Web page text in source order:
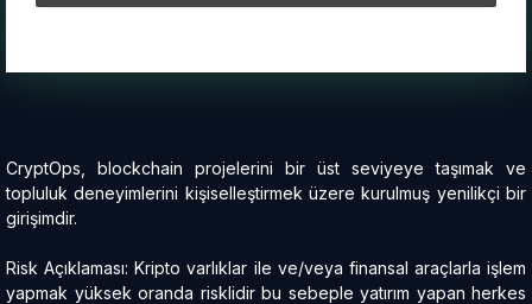
CryptOps, blockchain projelerini bir üst seviyeye taşımak ve
topluluk deneyimlerini kişiselleştirmek üzere kurulmuş yenilikçi bir
girişimdir.
Risk Açıklaması: Kripto varlıklar ile ve/veya finansal araçlarla işlem
yapmak yüksek oranda risklidir bu sebeple yatırım yapan herkes